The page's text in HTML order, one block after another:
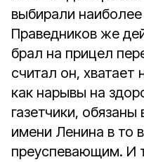
выбирали
Праведников же
брал на прицел
считал он, хватает
как нарывы на
газетчики,
имени Ленина в то
преуспевающим. И